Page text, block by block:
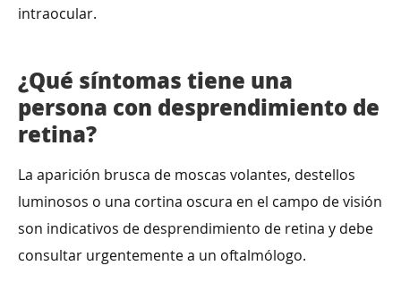
intraocular.
¿Qué síntomas tiene una
persona con desprendimiento de
retina?
La aparición brusca de moscas volantes, destellos
luminosos o una cortina oscura en el campo de visión
son indicativos de desprendimiento de retina y debe
consultar urgentemente a un oftalmólogo.